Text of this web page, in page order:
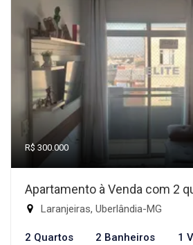
R$ 300.000
Apartamento à Venda com 2
Laranjeiras, Uberlândia-MG
2 Quartos 2 Banheiros 1